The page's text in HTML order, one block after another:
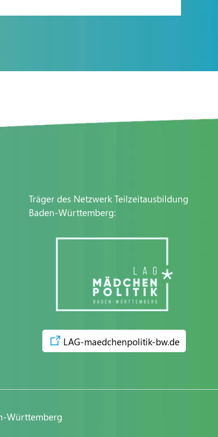
Träger des Netzwerk Teilzeitausbildung
Baden-Württemberg:
LAG-maedchenpolitik-bw.de
Württemberg